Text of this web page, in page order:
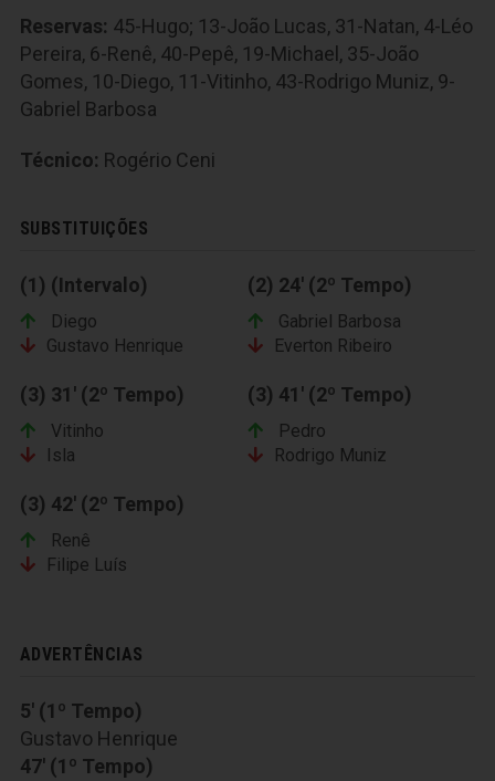
Reservas: 45-Hugo; 13-João Lucas, 31-Natan, 4-Léo
Pereira, 6-Renê, 40-Pepê, 19-Michael, 35-João
Gomes, 10-Diego, 11-Vitinho, 43-Rodrigo Muniz, 9-
Gabriel Barbosa
Técnico: Rogério Ceni
SUBSTITUIÇÕES
(1) (Intervalo)
Diego
Gustavo Henrique
(2) 24' (2º Tempo)
Gabriel Barbosa
Everton Ribeiro
(3) 31' (2º Tempo)
Vitinho
Isla
(3) 41' (2º Tempo)
Pedro
Rodrigo Muniz
(3) 42' (2º Tempo)
Renê
Filipe Luís
ADVERTÊNCIAS
5' (1º Tempo)
Gustavo Henrique
47' (1º Tempo)